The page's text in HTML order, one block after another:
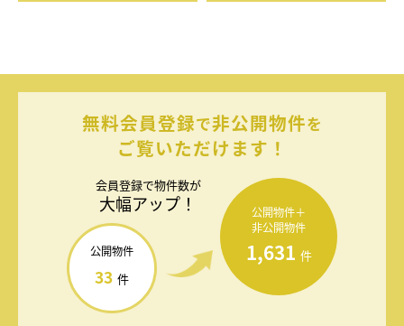
無料会員登録で非公開物件を
ご覧いただけます！
会員登録で物件数が
大幅アップ！
公開物件
33 件
公開物件＋
非公開物件
1,631 件